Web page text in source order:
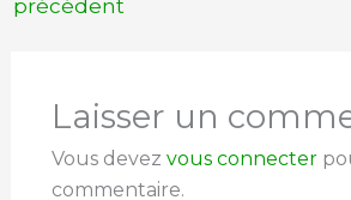
précédent
Laisser un
Vous devez vous connecter
commentaire.